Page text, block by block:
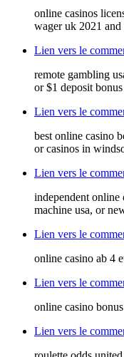
online casinos
wager uk 2021 and
Lien vers le
remote gambling
or $1 deposit
Lien vers le
best online casino
or casinos in
Lien vers le
independent online
machine usa, or
Lien vers le
online casino ab 4
Lien vers le
online casino
Lien vers le